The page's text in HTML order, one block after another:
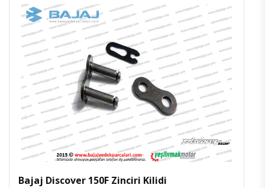
İncele Favoriler
Bajaj Discover 150F Zinciri Kilidi